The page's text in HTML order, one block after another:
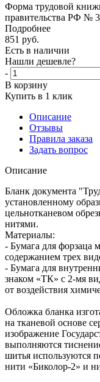
Форма трудовой
правительства РФ №
Подробнее
851 руб.
Есть в наличии
Нашли дешевле?
-
В корзину
Купить в 1 клик
Описание
Отзывы
Правила заказа
Задать вопрос
Описание
Бланк документа
установленному
цельнотканевом
нитями.
Материалы:
- Бумага для форзаца
содержанием трех
- Бумага для
знаком «ТК» с 2-мя
от воздействия
Обложка бланка
на тканевой основе
изображение
выполняются
шитья используются
нити «Биколор-2» и